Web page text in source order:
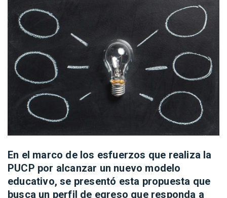
En el marco de los esfuerzos que realiza la
PUCP por alcanzar un nuevo modelo
educativo, se presentó esta propuesta que
busca un perfil de egreso que responda a